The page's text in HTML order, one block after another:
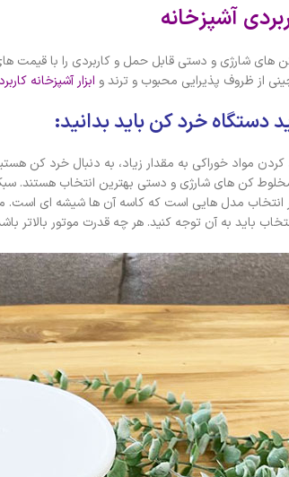
آشپزخانه
کن های شارژی و دستی قابل حمل و کاربردی را با قیمت
از ظروف پذیرایی محبوب و ترند و ابزار آشپزخانه
خرد کن باید بدانید:
مواد خوراکی به مقدار زیاد، به دنبال خرد کن
مخلوط کن های شارژی و دستی بهترین انتخاب هستند.
مدل هایی است که کاسه آن ها شیشه ای است.
باید به آن توجه کنید. هر چه قدرت موتور